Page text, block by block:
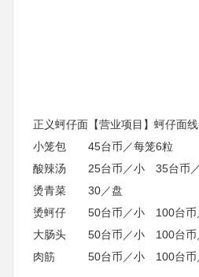
正义蚵仔面【营业项目】蚵仔
小笼包 45台币／每笼6粒
酸辣汤 25台币／小 35台币
烫青菜 30／盘
烫蚵仔 50台币／小 100台币
大肠头 50台币／小 100台币
肉筋 50台币／小 100台币